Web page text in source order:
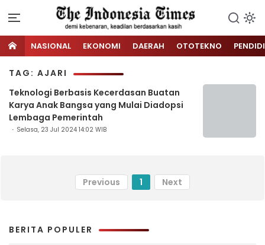
NASIONAL EKONOMI DAERAH OTOTEKNO
TAG: AJARI
Teknologi Berbasis Kecerdasan Buatan
Karya Anak Bangsa yang Mulai Diadopsi
Lembaga Pemerintah
Selasa, 23 Jul 2024 14:02 WIB
Previous 1 Next
BERITA POPULER